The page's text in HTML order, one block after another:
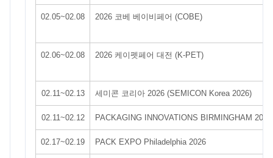
02.05~02.08 2026 코베 베이비페어 (COBE)
02.06~02.08 2026 케이펫페어 대전 (K-PET)
02.11~02.13 세미콘 코리아 2026 (SEMICON Korea 2026)
02.11~02.12 PACKAGING INNOVATIONS BIRMINGHAM 2026
02.17~02.19 PACK EXPO Philadelphia 2026